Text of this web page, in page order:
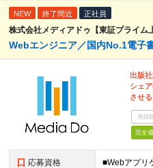
NEW 終了間近 正社員
株式会社メディアドゥ【東証プライム
Webエンジニア／国内No.1電子
出版
シェ
させる
未経
完全
応募資格